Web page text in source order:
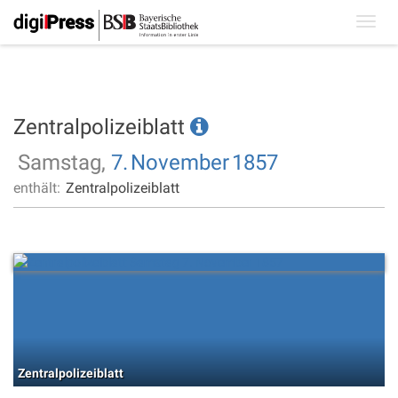
Zentralpolizeiblatt
Samstag, 7. November1857
enthält: Zentralpolizeiblatt
Zentralpolizeiblatt